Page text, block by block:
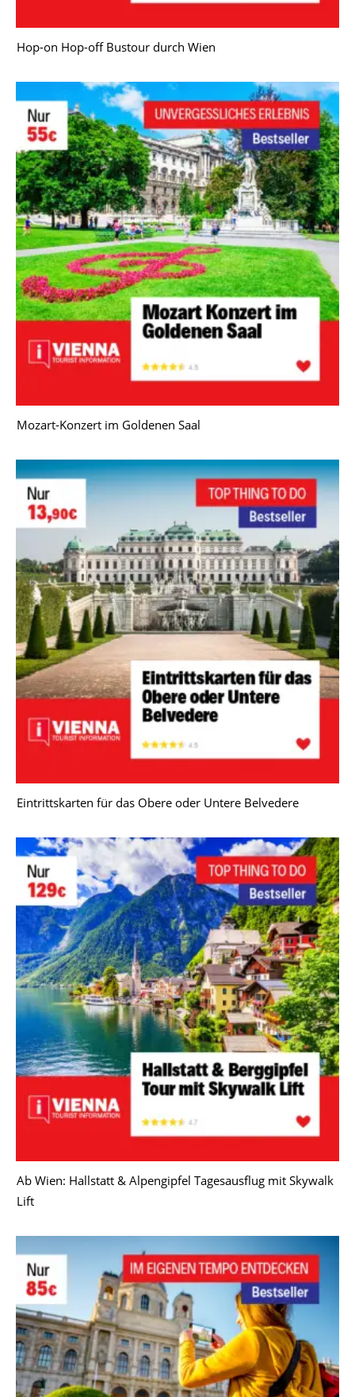
Hop-on Hop-off Bustour durch Wien
Mozart-Konzert im Goldenen Saal
Eintrittskarten für das Obere oder Untere Belvedere
Ab Wien: Hallstatt & Alpengipfel Tagesausflug mit Skywalk
Lift